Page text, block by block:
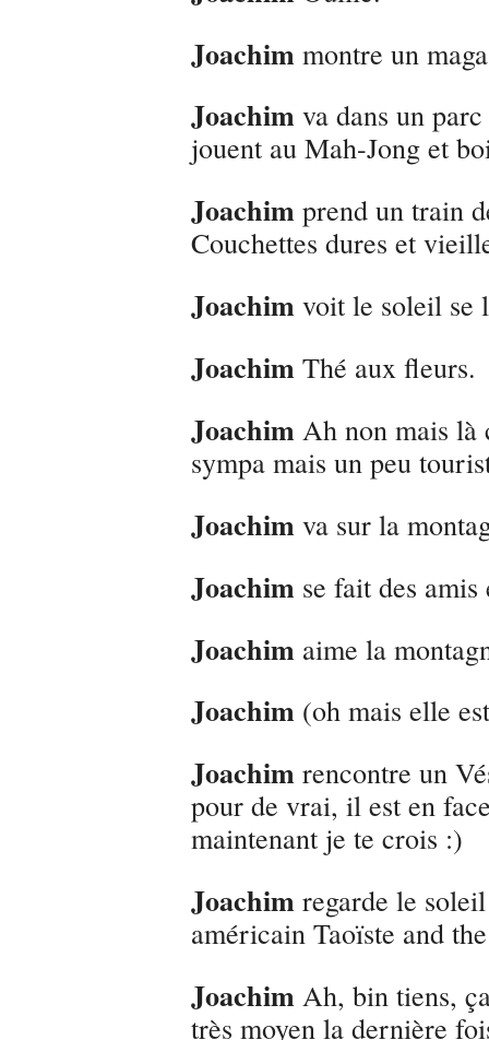
Joachim montre un
Joachim va dans un
jouent au Mah-Jong et
Joachim prend un train
Couchettes dures et
Joachim voit le soleil se
Joachim Thé aux fleurs.
Joachim Ah non mais là
sympa mais un peu
Joachim va sur la
Joachim se fait des
Joachim aime la
Joachim (oh mais elle
Joachim rencontre un
pour de vrai, il est en
maintenant je te crois :)
Joachim regarde le
américain Taoïste and
Joachim Ah, bin tiens,
très moyen la dernière